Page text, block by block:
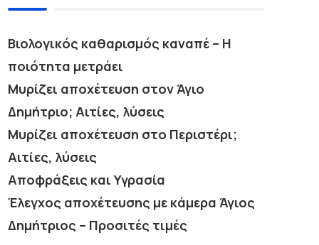
Βιολογικός καθαρισμός καναπέ – Η
ποιότητα μετράει
Μυρίζει αποχέτευση στον Άγιο
Δημήτριο; Αιτίες, λύσεις
Μυρίζει αποχέτευση στο Περιστέρι;
Αιτίες, λύσεις
Αποφράξεις και Υγρασία
Έλεγχος αποχέτευσης με κάμερα Άγιος
Δημήτριος – Προσιτές τιμές